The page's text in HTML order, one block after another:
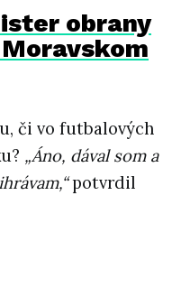
obrany
či vo futbalových
„Áno, dával som a
potvrdil